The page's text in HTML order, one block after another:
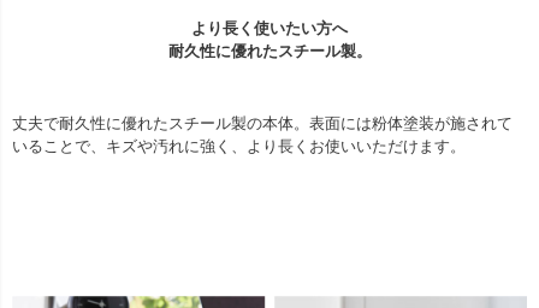
より長く使いたい方へ
耐久性に優れたスチール製。
丈夫で耐久性に優れたスチール製の本体。表面には粉体塗装が施されて
いることで、キズや汚れに強く、より長くお使いいただけます。